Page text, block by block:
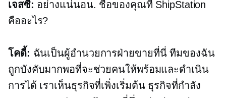
เจสซี่: อย่างแน่นอน. ชื่อของคุณที่ ShipStation
คืออะไร?
โคดี้: ฉันเป็นผู้อำนวยการฝ่ายขายที่นี่ ทีมของฉัน
ถูกบังคับมากพอที่จะช่วยคนให้พร้อมและดำเนิน
การได้ เราเห็นธุรกิจที่เพิ่งเริ่มต้น ธุรกิจที่กำลัง